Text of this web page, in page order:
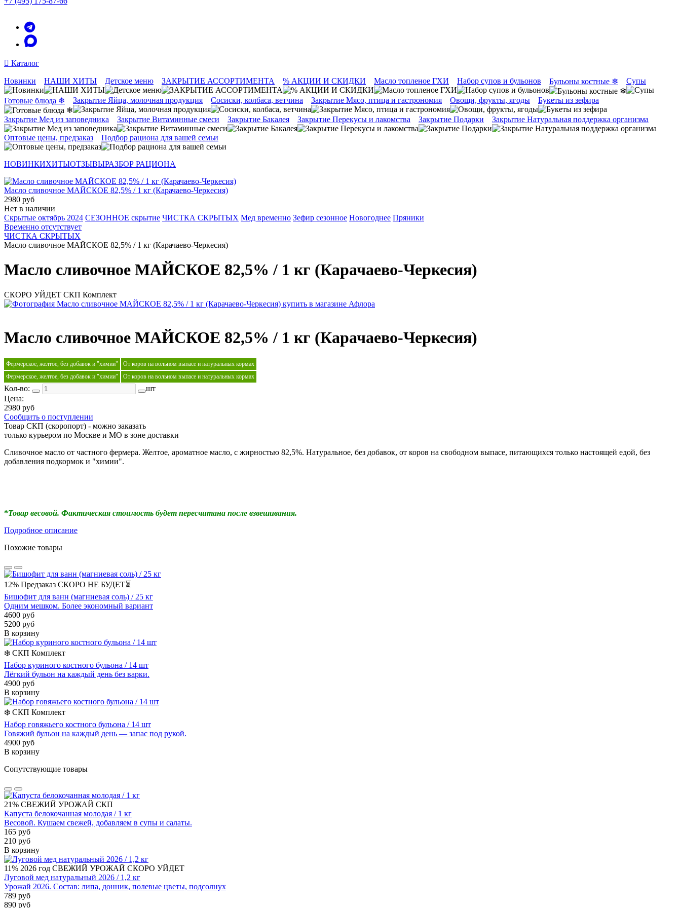
Каталог
Новинки НАШИ ХИТЫ Детское меню ЗАКРЫТИЕ АССОРТИМЕНТА % АКЦИИ И СКИДКИ Масло топленое ГХИ Набор супов и бульонов Бульоны костные ❄ Супы
Готовые блюда ❄ Закрытие Яйца, молочная продукция Сосиски, колбаса, ветчина Закрытие Мясо, птица и гастрономия Овощи, фрукты, ягоды Букеты из зефира
Закрытие Мед из заповедника Закрытие Витаминные смеси Закрытие Бакалея Закрытие Перекусы и лакомства Закрытие Подарки Закрытие Натуральная поддержка организма
Оптовые цены, предзаказ Подбор рациона для вашей семьи
НОВИНКИХИТЫОТЗЫВЫРАЗБОР РАЦИОНА
Масло сливочное МАЙСКОЕ 82,5% / 1 кг (Карачаево-Черкесия)
2980 руб
Нет в наличии
Скрытые октябрь 2024 СЕЗОННОЕ скрытие ЧИСТКА СКРЫТЫХ Мед временно Зефир сезонное Новогоднее Пряники
Временно отсутствует
ЧИСТКА СКРЫТЫХ
Масло сливочное МАЙСКОЕ 82,5% / 1 кг (Карачаево-Черкесия)
Масло сливочное МАЙСКОЕ 82,5% / 1 кг (Карачаево-Черкесия)
СКОРО УЙДЕТ СКП Комплект
Масло сливочное МАЙСКОЕ 82,5% / 1 кг (Карачаево-Черкесия)
Фермерское, желтое, без добавок и "химии"
От коров на вольном выпасе и натуральных кормах
Фермерское, желтое, без добавок и "химии"
От коров на вольном выпасе и натуральных кормах
Кол-во:
шт
Цена:
2980 руб
Сообщить о поступлении
Товар СКП (скоропорт) - можно заказать
только курьером по Москве и МО в зоне доставки
Сливочное масло от частного фермера. Желтое, ароматное масло, с жирностью 82,5%. Натуральное, без добавок, от коров на свободном выпасе, питающихся только настоящей едой, без
добавления подкормок и "химии".
*Товар весовой. Фактическая стоимость будет пересчитана после взвешивания.
Подробное описание
Похожие товары
12% Предзаказ СКОРО НЕ БУДЕТ⏳
Бишофит для ванн (магниевая соль) / 25 кг
Одним мешком. Более экономный вариант
4600 руб
5200 руб
В корзину
❄️ СКП Комплект
Набор куриного костного бульона / 14 шт
Лёгкий бульон на каждый день без варки.
4900 руб
В корзину
❄️ СКП Комплект
Набор говяжьего костного бульона / 14 шт
Говяжий бульон на каждый день — запас под рукой.
4900 руб
В корзину
Сопутствующие товары
21% СВЕЖИЙ УРОЖАЙ СКП
Капуста белокочанная молодая / 1 кг
Весовой. Кушаем свежей, добавляем в супы и салаты.
165 руб
210 руб
В корзину
11% 2026 год СВЕЖИЙ УРОЖАЙ СКОРО УЙДЕТ
Луговой мед натуральный 2026 / 1,2 кг
Урожай 2026. Состав: липа, донник, полевые цветы, подсолнух
789 руб
890 руб